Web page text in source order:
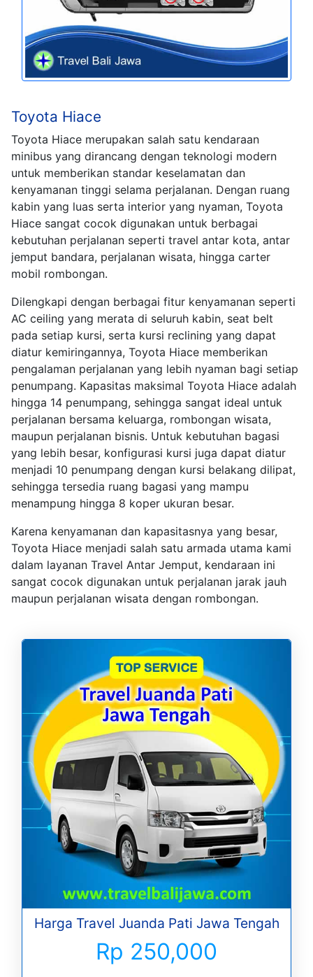
Toyota Hiace
Toyota Hiace merupakan salah satu kendaraan
minibus yang dirancang dengan teknologi modern
untuk memberikan standar keselamatan dan
kenyamanan tinggi selama perjalanan. Dengan ruang
kabin yang luas serta interior yang nyaman, Toyota
Hiace sangat cocok digunakan untuk berbagai
kebutuhan perjalanan seperti travel antar kota, antar
jemput bandara, perjalanan wisata, hingga carter
mobil rombongan.
Dilengkapi dengan berbagai fitur kenyamanan seperti
AC ceiling yang merata di seluruh kabin, seat belt
pada setiap kursi, serta kursi reclining yang dapat
diatur kemiringannya, Toyota Hiace memberikan
pengalaman perjalanan yang lebih nyaman bagi setiap
penumpang. Kapasitas maksimal Toyota Hiace adalah
hingga 14 penumpang, sehingga sangat ideal untuk
perjalanan bersama keluarga, rombongan wisata,
maupun perjalanan bisnis. Untuk kebutuhan bagasi
yang lebih besar, konfigurasi kursi juga dapat diatur
menjadi 10 penumpang dengan kursi belakang dilipat,
sehingga tersedia ruang bagasi yang mampu
menampung hingga 8 koper ukuran besar.
Karena kenyamanan dan kapasitasnya yang besar,
Toyota Hiace menjadi salah satu armada utama kami
dalam layanan Travel Antar Jemput, kendaraan ini
sangat cocok digunakan untuk perjalanan jarak jauh
maupun perjalanan wisata dengan rombongan.
Harga Travel Juanda Pati Jawa Tengah
Rp 250,000